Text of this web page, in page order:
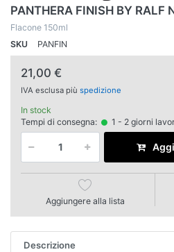
PANTHERA FINISH BY RALF
Flacone 150ml
SKU
PANFIN
21,00 €
IVA esclusa più spedizione
In stock
Tempi di consegna:
1 - 2 giorni
Aggiungere alla lista
Descrizione